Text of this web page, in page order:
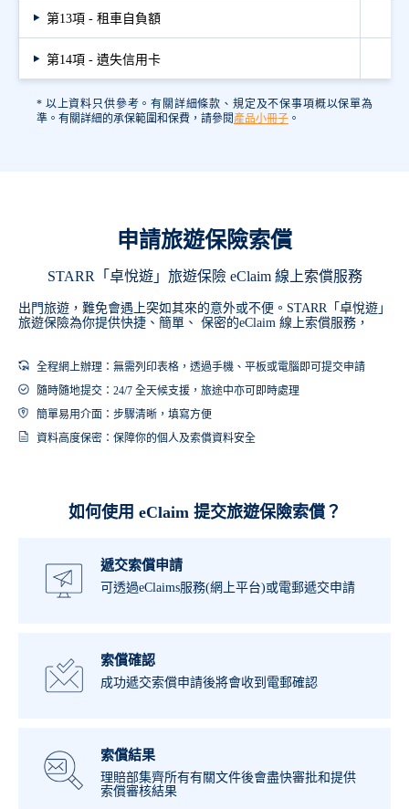
第13項 - 租車自負額
第14項 - 遺失信用卡
* 以上資料只供參考。有關詳細條款、規定及不保事項概以保單為
準。有關詳細的承保範圍和保費，請參閱 產品小冊子 。
申請旅遊保險索償
STARR「卓悅遊」旅遊保險 eClaim 線上索償服務
出門旅遊，難免會遇上突如其來的意外或不便。STARR「卓悅遊」
旅遊保險為你提供快捷、簡單、 保密的eClaim 線上索償服務，
全程網上辦理：無需列印表格，透過手機、平板或電腦即可提交申請
隨時隨地提交：24/7 全天候支援，旅途中亦可即時處理
簡單易用介面：步驟清晰，填寫方便
資料高度保密：保障你的個人及索償資料安全
如何使用 eClaim 提交旅遊保險索償？
遞交索償申請
可透過eClaims服務(網上平台)或電郵遞交申請
索償確認
成功遞交索償申請後將會收到電郵確認
索償結果
理賠部集齊所有有關文件後會盡快審批和提供
索償審核結果